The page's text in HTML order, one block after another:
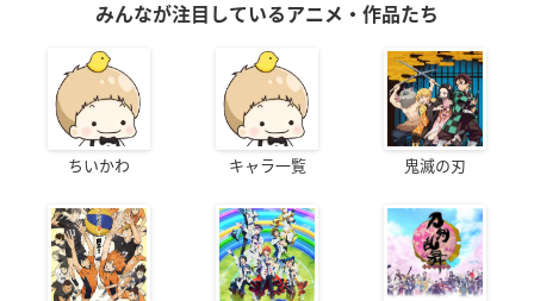
みんなが注目しているアニメ・作品たち
ちいかわ キャラ一覧 鬼滅の刃